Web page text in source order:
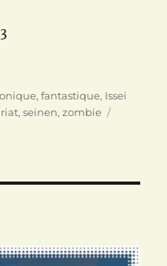
,fantastique, Issei
,seinen,zombie